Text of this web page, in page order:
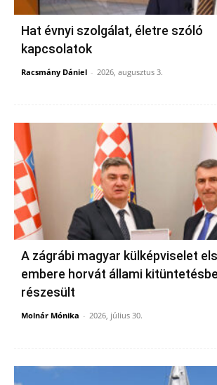
Hat évnyi szolgálat, életre szóló
kapcsolatok
Racsmány Dániel - 2026, augusztus 3.
A zágrábi magyar külképviselet
embere horvát állami
részesült
Molnár Mónika - 2026, július 30.